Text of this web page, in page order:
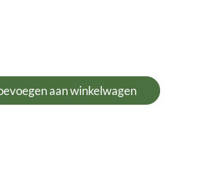
aan winkelwagen